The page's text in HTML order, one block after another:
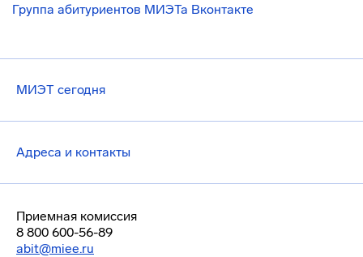
Группа абитуриентов МИЭТа Вконтакте
МИЭТ сегодня
Адреса и контакты
Приемная комиссия
8 800 600-56-89
abit@miee.ru